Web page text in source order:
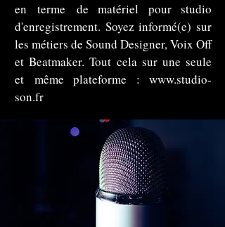
en terme de matériel pour studio
d'enregistrement. Soyez informé(e) sur
les métiers de Sound Designer, Voix Off
et Beatmaker. Tout cela sur une seule
et même plateforme : www.studio-
son.fr